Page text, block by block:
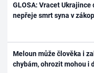
GLOSA: Vracet
nepřeje smrt syna v
Meloun může člověka i
chybám, ohrozit mohou i